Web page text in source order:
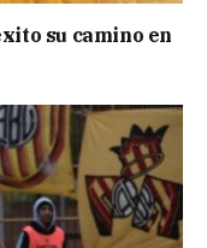
su camino en